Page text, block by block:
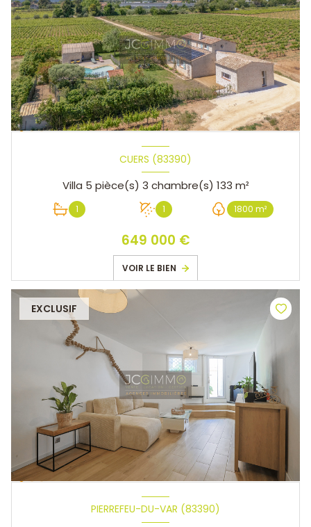
CUERS (83390)
Villa 5 pièce(s) 3 chambre(s) 133 m²
1 1 1800 m²
649 000 €
VOIR LE BIEN
EXCLUSIF
PIERREFEU-DU-VAR (83390)